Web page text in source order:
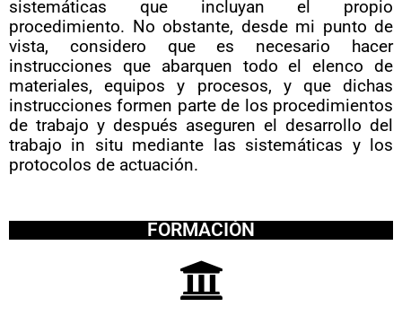
sistemáticas que incluyan el propio
procedimiento. No obstante, desde mi punto de
vista, considero que es necesario hacer
instrucciones que abarquen todo el elenco de
materiales, equipos y procesos, y que dichas
instrucciones formen parte de los procedimientos
de trabajo y después aseguren el desarrollo del
trabajo in situ mediante las sistemáticas y los
protocolos de actuación.
FORMACIÓN